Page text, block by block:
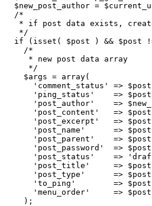
$new_post_author =
  /*
* if post data exists,
   */
if (isset( $post ) && $post
    /*
     * new post data array
     */
    $args = array(
'comment_status' =>
'ping_status'    =>
'post_author'    =>
'post_content'   =>
'post_excerpt'   =>
'post_name'      =>
'post_parent'    =>
'post_password'  =>
'post_status'    =>
'post_title'     =>
'post_type'      =>
'to_ping'        =>
'menu_order'     =>
    );